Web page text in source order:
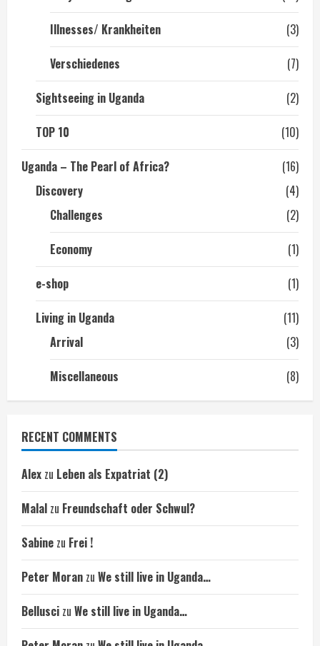
Illnesses/ Krankheiten
(3)
Verschiedenes
(7)
Sightseeing in Uganda
(2)
TOP 10
(10)
Uganda – The Pearl of Africa?
(16)
Discovery
(4)
Challenges
(2)
Economy
(1)
e-shop
(1)
Living in Uganda
(11)
Arrival
(3)
Miscellaneous
(8)
RECENT COMMENTS
Alex zu Leben als Expatriat (2)
Malal zu Freundschaft oder Schwul?
Sabine zu Frei !
Peter Moran zu We still live in Uganda…
Bellusci zu We still live in Uganda…